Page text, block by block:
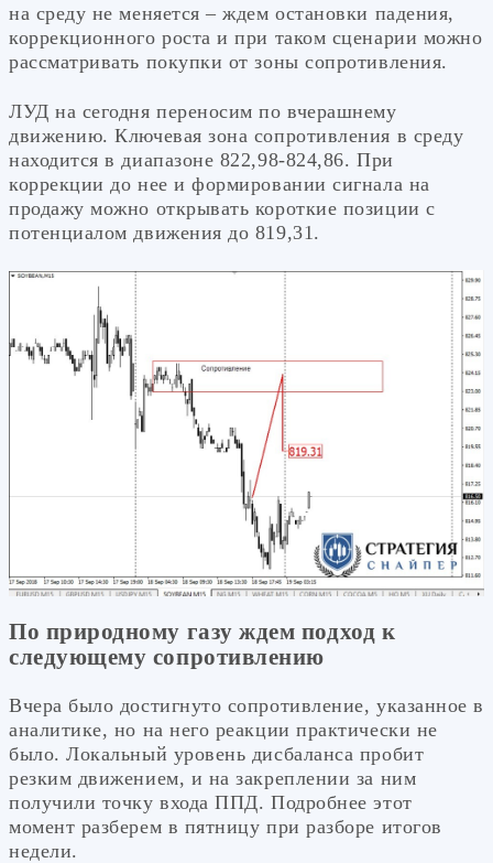
на среду не меняется – ждем остановки падения,
коррекционного роста и при таком сценарии можно
рассматривать покупки от зоны сопротивления.
ЛУД на сегодня переносим по вчерашнему
движению. Ключевая зона сопротивления в среду
находится в диапазоне 822,98-824,86. При
коррекции до нее и формировании сигнала на
продажу можно открывать короткие позиции с
потенциалом движения до 819,31.
По природному газу ждем подход к
следующему сопротивлению
Вчера было достигнуто сопротивление, указанное в
аналитике, но на него реакции практически не
было. Локальный уровень дисбаланса пробит
резким движением, и на закреплении за ним
получили точку входа ППД. Подробнее этот
момент разберем в пятницу при разборе итогов
недели.